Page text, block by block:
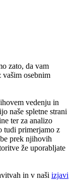
zato, da vam
osebnim
vedenju in
naše spletne strani
ter za analizo
tudi primerjamo z
prek njihovih
že uporabljate
in v naši izjavi